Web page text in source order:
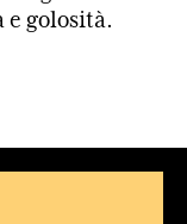
golosità.